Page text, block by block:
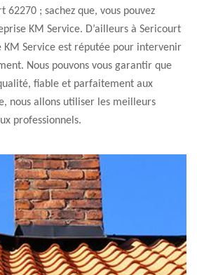
62270 ; sachez que, vous pouvez
KM Service. D’ailleurs à Sericourt
Service est réputée pour intervenir
Nous pouvons vous garantir que
fiable et parfaitement aux
nous allons utiliser les meilleurs
professionnels.